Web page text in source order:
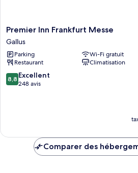
Premier
Inn
Frankfurt
Messe
Gallus
Premier Inn Frankfurt Messe
Gallus
Parking
Wi-Fi gratuit
Restaurant
Climatisation
8.8
sur
8,8 Excellent
248 avis
Comparer des